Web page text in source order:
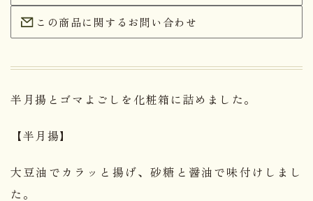
この商品に関するお問い合わせ
半月揚とゴマよごしを化粧箱に詰めました。
【半月揚】
大豆油でカラッと揚げ、砂糖と醤油で味付けしまし
た。